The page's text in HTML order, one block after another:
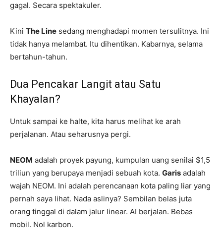
gagal. Secara spektakuler.
Kini The Line sedang menghadapi momen tersulitnya. Ini
tidak hanya melambat. Itu dihentikan. Kabarnya, selama
bertahun-tahun.
Dua Pencakar Langit atau Satu
Khayalan?
Untuk sampai ke halte, kita harus melihat ke arah
perjalanan. Atau seharusnya pergi.
NEOM adalah proyek payung, kumpulan uang senilai $1,5
triliun yang berupaya menjadi sebuah kota. Garis adalah
wajah NEOM. Ini adalah perencanaan kota paling liar yang
pernah saya lihat. Nada aslinya? Sembilan belas juta
orang tinggal di dalam jalur linear. AI berjalan. Bebas
mobil. Nol karbon.